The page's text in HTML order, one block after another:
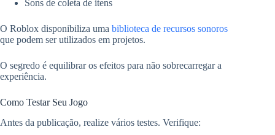
Sons de coleta de itens
O Roblox disponibiliza uma biblioteca de recursos sonoros
que podem ser utilizados em projetos.
O segredo é equilibrar os efeitos para não sobrecarregar a
experiência.
Como Testar Seu Jogo
Antes da publicação, realize vários testes. Verifique: